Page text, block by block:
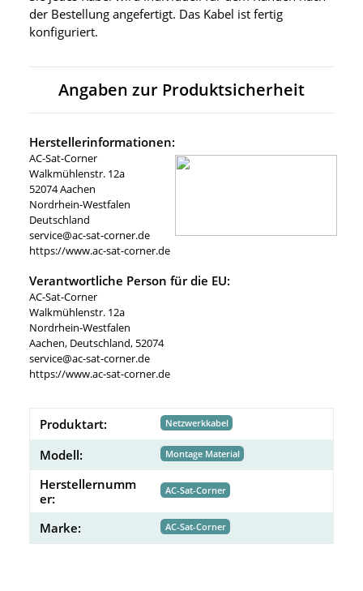
der Bestellung angefertigt. Das Kabel ist fertig
konfiguriert.
Angaben zur Produktsicherheit
Herstellerinformationen:
AC-Sat-Corner
Walkmühlenstr. 12a
52074 Aachen
Nordrhein-Westfalen
Deutschland
service@ac-sat-corner.de
https://www.ac-sat-corner.de
Verantwortliche Person für die EU:
AC-Sat-Corner
Walkmühlenstr. 12a
Nordrhein-Westfalen
Aachen, Deutschland, 52074
service@ac-sat-corner.de
https://www.ac-sat-corner.de
Produktart: Netzwerkkabel
Modell: Montage Material
Herstellernumm
er:
AC-Sat-Corner
Marke: AC-Sat-Corner